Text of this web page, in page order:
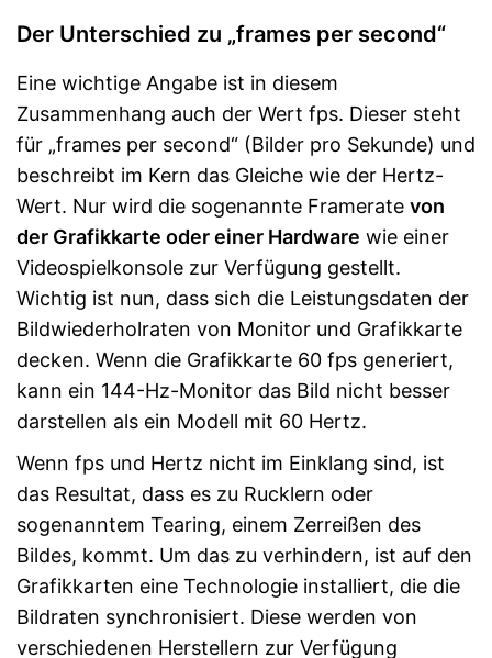
Der Unterschied zu „frames per second“
Eine wichtige Angabe ist in diesem
Zusammenhang auch der Wert fps. Dieser steht
für „frames per second“ (Bilder pro Sekunde) und
beschreibt im Kern das Gleiche wie der Hertz-
Wert. Nur wird die sogenannte Framerate von
der Grafikkarte oder einer Hardware wie einer
Videospielkonsole zur Verfügung gestellt.
Wichtig ist nun, dass sich die Leistungsdaten der
Bildwiederholraten von Monitor und Grafikkarte
decken. Wenn die Grafikkarte 60 fps generiert,
kann ein 144-Hz-Monitor das Bild nicht besser
darstellen als ein Modell mit 60 Hertz.
Wenn fps und Hertz nicht im Einklang sind, ist
das Resultat, dass es zu Rucklern oder
sogenanntem Tearing, einem Zerreißen des
Bildes, kommt. Um das zu verhindern, ist auf den
Grafikkarten eine Technologie installiert, die die
Bildraten synchronisiert. Diese werden von
verschiedenen Herstellern zur Verfügung